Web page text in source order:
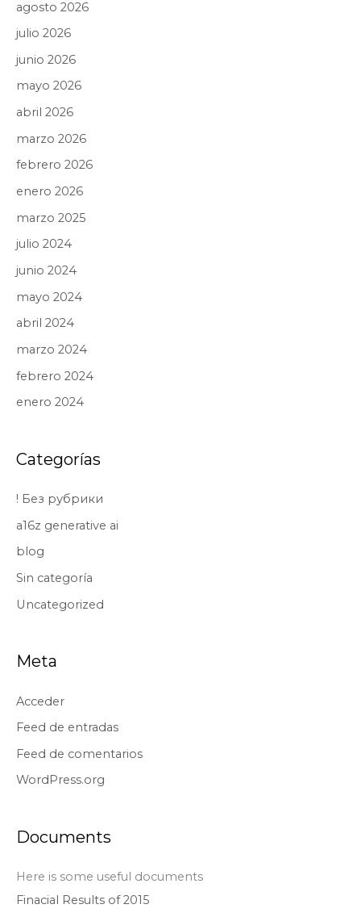
agosto 2026
julio 2026
junio 2026
mayo 2026
abril 2026
marzo 2026
febrero 2026
enero 2026
marzo 2025
julio 2024
junio 2024
mayo 2024
abril 2024
marzo 2024
febrero 2024
enero 2024
Categorías
! Без рубрики
a16z generative ai
blog
Sin categoría
Uncategorized
Meta
Acceder
Feed de entradas
Feed de comentarios
WordPress.org
Documents
Here is some useful documents
Finacial Results of 2015